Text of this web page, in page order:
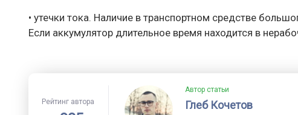
• утечки тока. Наличие в транспортном средстве
Если аккумулятор длительное время находится в
Рейтинг автора
Автор статьи
Глеб Кочетов